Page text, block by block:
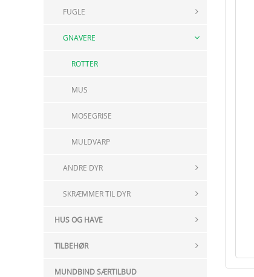
FUGLE
GNAVERE
ROTTER
MUS
MOSEGRISE
MULDVARP
ANDRE DYR
SKRÆMMER TIL DYR
HUS OG HAVE
TILBEHØR
MUNDBIND SÆRTILBUD